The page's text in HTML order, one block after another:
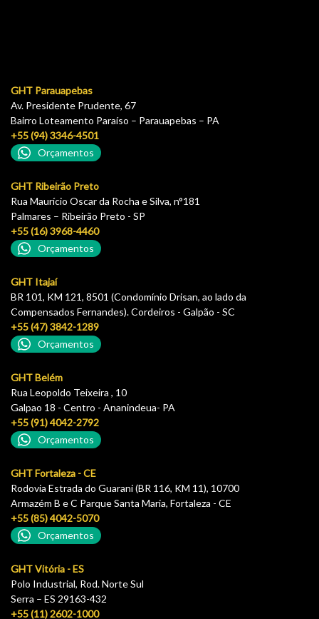
GHT Parauapebas
Av. Presidente Prudente, 67
Bairro Loteamento Paraíso – Parauapebas – PA
+55 (94) 3346-4501
Orçamentos
GHT Ribeirão Preto
Rua Maurício Oscar da Rocha e Silva, n°181
Palmares – Ribeirão Preto - SP
+55 (16) 3968-4460
Orçamentos
GHT Itajaí
BR 101, KM 121, 8501 (Condomínio Drisan, ao lado da
Compensados Fernandes). Cordeiros - Galpão - SC
+55 (47) 3842-1289
Orçamentos
GHT Belém
Rua Leopoldo Teixeira , 10
Galpao 18 - Centro - Ananindeua- PA
+55 (91) 4042-2792
Orçamentos
GHT Fortaleza - CE
Rodovia Estrada do Guarani (BR 116, KM 11), 10700
Armazém B e C Parque Santa Maria, Fortaleza - CE
+55 (85) 4042-5070
Orçamentos
GHT Vitória - ES
Polo Industrial, Rod. Norte Sul
Serra – ES 29163-432
+55 (11) 2602-1000